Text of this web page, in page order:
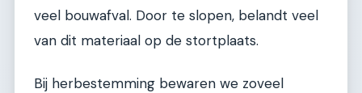
veel bouwafval. Door te slopen, belandt veel
van dit materiaal op de stortplaats.
Bij herbestemming bewaren we zoveel